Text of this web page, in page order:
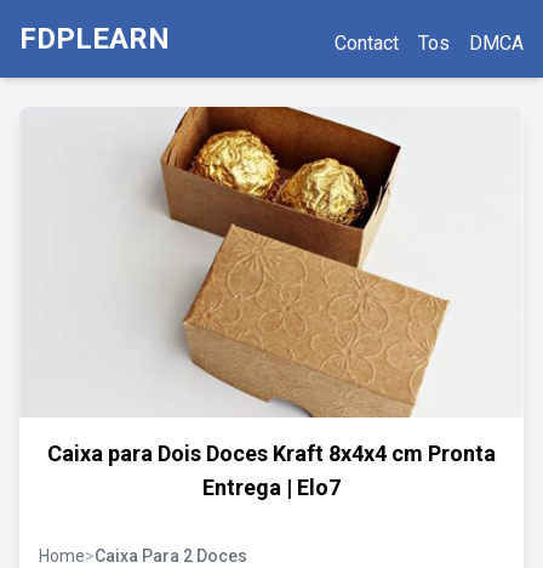
FDPLEARN Contact Tos DMCA
Caixa para Dois Doces Kraft 8x4x4 cm Pronta
Entrega | Elo7
Home>Caixa Para 2 Doces